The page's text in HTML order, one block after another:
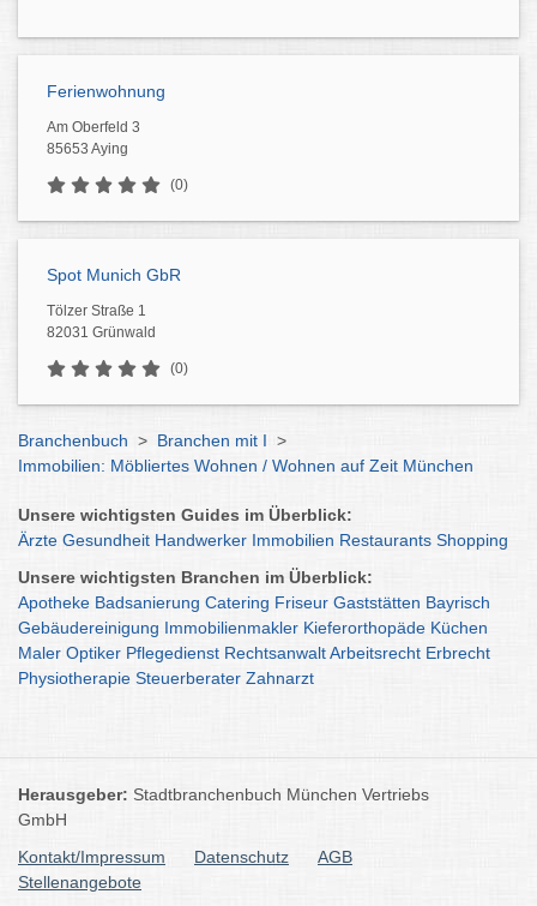
Ferienwohnung
Am Oberfeld 3
85653 Aying
(0)
Spot Munich GbR
Tölzer Straße 1
82031 Grünwald
(0)
Branchenbuch > Branchen mit I >
Immobilien: Möbliertes Wohnen / Wohnen auf Zeit München
Unsere wichtigsten Guides im Überblick:
Ärzte Gesundheit Handwerker Immobilien Restaurants Shopping
Unsere wichtigsten Branchen im Überblick:
Apotheke Badsanierung Catering Friseur Gaststätten Bayrisch
Gebäudereinigung Immobilienmakler Kieferorthopäde Küchen
Maler Optiker Pflegedienst RechtsanwaltArbeitsrecht Erbrecht
Physiotherapie Steuerberater Zahnarzt
Herausgeber: Stadtbranchenbuch München Vertriebs
GmbH
Kontakt/Impressum
Datenschutz
AGB
Stellenangebote